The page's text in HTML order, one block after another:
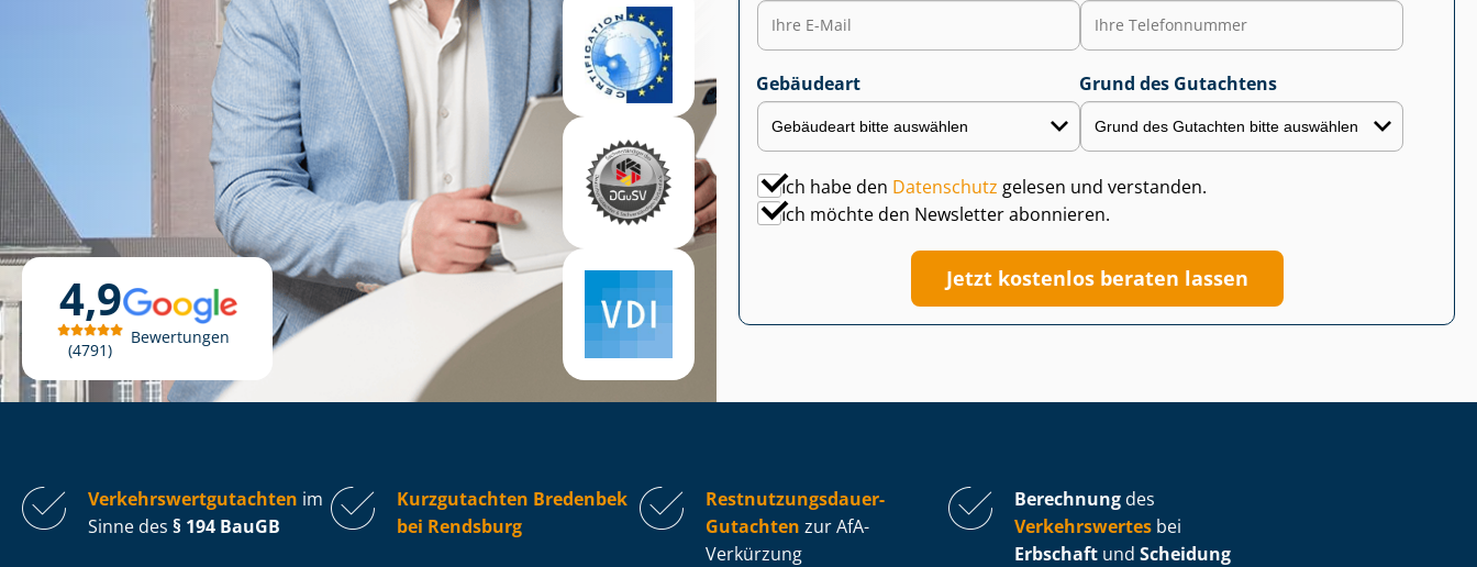
4,9
4791
Bewertungen
Gebäudeart Grund des Gutachtens
Ich habe den Datenschutz gelesen und verstanden.
Ich möchte den Newsletter abonnieren.
Jetzt kostenlos beraten lassen
Ver­kehrs­wert­gut­ach­ten im
Sinne des § 194 BauGB
Kurzgutachten Bredenbek
bei Rendsburg
Rest­nut­zungs­dau­er-
Gutachten zur AfA-
Verkürzung
Berechnung des
Verkehrswertes bei
Erbschaft und Scheidung